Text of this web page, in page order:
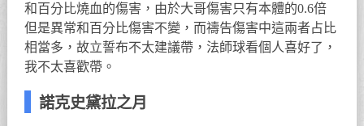
和百分比燒血的傷害，由於大哥傷害只有本體的0.6倍
但是異常和百分比傷害不變，而禱告傷害中這兩者占比
相當多，故立誓布不太建議帶，法師球看個人喜好了，
我不太喜歡帶。
諾克史黛拉之月